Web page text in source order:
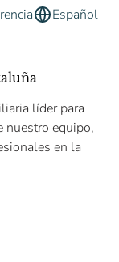
Español
líder para
nuestro equipo,
en la